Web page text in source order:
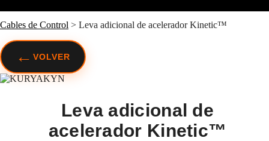
Cables de Control > Leva adicional de acelerador Kinetic™
← VOLVER
Leva adicional de
acelerador Kinetic™